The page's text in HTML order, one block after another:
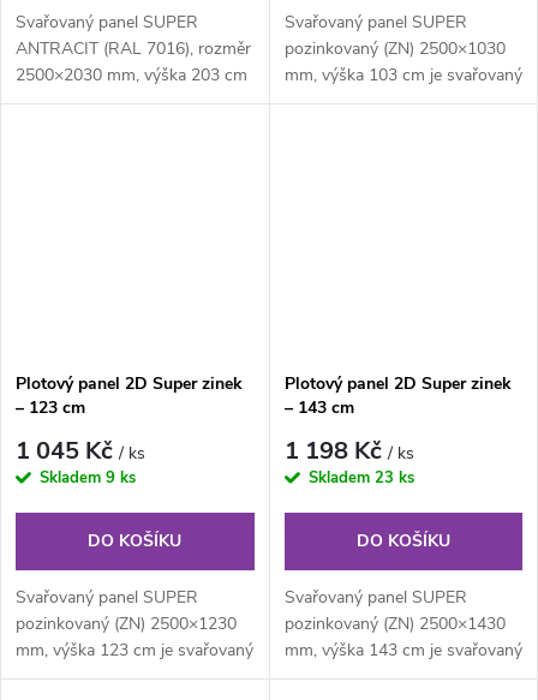
Svařovaný panel SUPER
ANTRACIT (RAL 7016), rozměr
2500×2030 mm, výška 203 cm
je svařovaný plotový panel o
Svařovaný panel SUPER
pozinkovaný (ZN) 2500×1030
mm, výška 103 cm je svařovaný
pozinkovaný plotový panel o
Plotový panel 2D Super zinek
– 123 cm
1 045 Kč/ ks
Skladem 9 ks
DO KOŠÍKU
Svařovaný panel SUPER
pozinkovaný (ZN) 2500×1230
mm, výška 123 cm je svařovaný
pozinkovaný plotový panel o
Plotový panel 2D Super zinek
– 143 cm
1 198 Kč/ ks
Skladem 23 ks
DO KOŠÍKU
Svařovaný panel SUPER
pozinkovaný (ZN) 2500×1430
mm, výška 143 cm je svařovaný
pozinkovaný plotový panel o